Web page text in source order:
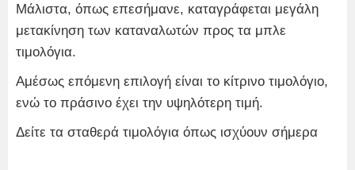
Μάλιστα, όπως επεσήμανε, καταγράφεται μεγάλη
μετακίνηση των καταναλωτών προς τα μπλε
τιμολόγια.
Αμέσως επόμενη επιλογή είναι το κίτρινο τιμολόγιο,
ενώ το πράσινο έχει την υψηλότερη τιμή.
Δείτε τα σταθερά τιμολόγια όπως ισχύουν σήμερα